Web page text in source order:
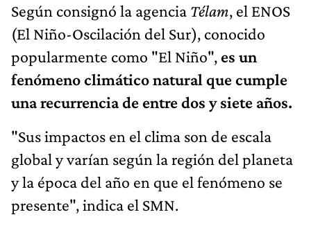
Según consignó la agencia Télam, el ENOS
(El Niño-Oscilación del Sur), conocido
popularmente como "El Niño", es un
fenómeno climático natural que cumple
una recurrencia de entre dos y siete años.
"Sus impactos en el clima son de escala
global y varían según la región del planeta
y la época del año en que el fenómeno se
presente", indica el SMN.